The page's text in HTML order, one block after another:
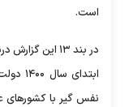
است.
در بند ۱۳ این
نفس گیر با کشورهای